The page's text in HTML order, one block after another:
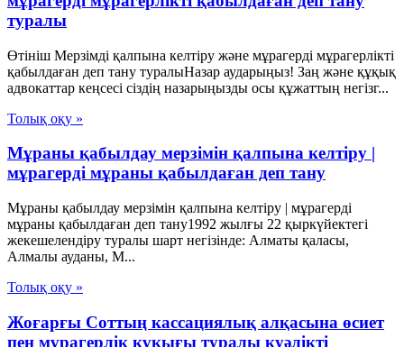
туралы
Өтініш Мерзімді қалпына келтіру және мұрагерді мұрагерлікті
қабылдаған деп тану туралыНазар аударыңыз! Заң және құқық
адвокаттар кеңсесі сіздің назарыңызды осы құжаттың негізг...
Толық оқу »
Мұраны қабылдау мерзімін қалпына келтіру |
мұрагерді мұраны қабылдаған деп тану
Мұраны қабылдау мерзімін қалпына келтіру | мұрагерді
мұраны қабылдаған деп тану1992 жылғы 22 қыркүйектегі
жекешелендіру туралы шарт негізінде: Алматы қаласы,
Алмалы ауданы, М...
Толық оқу »
Жоғарғы Соттың кассациялық алқасына өсиет
пен мұрагерлік құқығы туралы куәлікті